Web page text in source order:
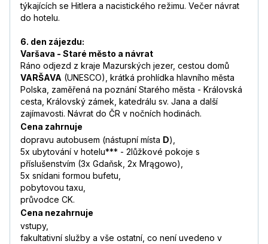
týkajících se Hitlera a nacistického režimu. Večer návrat
do hotelu.
6. den zájezdu:
Varšava - Staré město a návrat
Ráno odjezd z kraje Mazurských jezer, cestou domů
VARŠAVA (UNESCO), krátká prohlídka hlavního města
Polska, zaměřená na poznání Starého města - Královská
cesta, Královský zámek, katedrálu sv. Jana a další
zajímavosti. Návrat do ČR v nočních hodinách.
Cena zahrnuje
dopravu autobusem (nástupní místa D),
5x ubytování v hotelu*** - 2lůžkové pokoje s
příslušenstvím (3x Gdaňsk, 2x Mrągowo),
5x snídani formou bufetu,
pobytovou taxu,
průvodce CK.
Cena nezahrnuje
vstupy,
fakultativní služby a vše ostatní, co není uvedeno v